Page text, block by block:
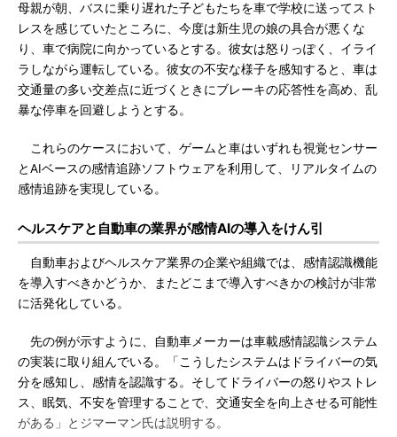
母親が朝、バスに乗り遅れた子どもたちを車で学校に送ってスト
レスを感じていたところに、今度は新生児の娘の具合が悪くな
り、車で病院に向かっているとする。彼女は怒りっぽく、イライ
ラしながら運転している。彼女の不安な様子を感知すると、車は
交通量の多い交差点に近づくときにブレーキの応答性を高め、乱
暴な停車を回避しようとする。
これらのケースにおいて、ゲームと車はいずれも視覚センサー
とAIベースの感情追跡ソフトウェアを利用して、リアルタイムの
感情追跡を実現している。
ヘルスケアと自動車の業界が感情AIの導入をけん引
自動車およびヘルスケア業界の企業や組織では、感情認識機能
を導入すべきかどうか、またどこまで導入すべきかの検討が非常
に活発化している。
先の例が示すように、自動車メーカーは車載感情認識システム
の実装に取り組んでいる。「こうしたシステムはドライバーの気
分を感知し、感情を認識する。そしてドライバーの怒りやストレ
ス、眠気、不安を管理することで、交通安全を向上させる可能性
がある」とジマーマン氏は説明する。